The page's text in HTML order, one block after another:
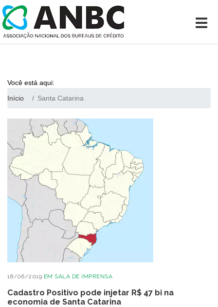
Você está aqui:
Início
Santa Catarina
18/06/2019 EM SALA DE IMPRENSA
Cadastro Positivo pode injetar R$ 47 bi na
economia de Santa Catarina